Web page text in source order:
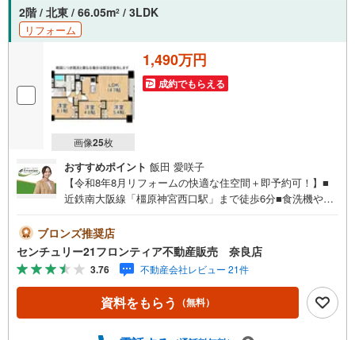
弊社が選ばれる理由
1.お金の扱い方のプロ、ファイナンシャルプランナーが資金計画をサポー
ト！
2.買い替えなどにも対応できる売却専門チームあり！
3.たくさんの銀行と繋がりがあるため、最も低金利になるように審査が可
4.物件のお引渡し後に必要になったお家のリフォームも弊社のリフォームプ
ランナーがご提案！
5.定期的にご連絡を繋ぎ、有事の際に迅速にサポートいたします
弊社は専門家同士が連携をとっているため、より多くの知見がございま
お気軽にお問合せください！
2階 / 北東 / 66.05m2 / 3LDK
リフォーム
画像25枚
1,490万円
成約でもらえる
おすすめポイント 飯田 愛咲子
【令和8年8月リフォームの快適な住空間＋即予約可！】■
近鉄南大阪線「橿原神宮西口駅」まで徒歩6分■食洗機や宅
ライト付き対面キッチン 特徴・専有面積66.05m2のゆとり
ある住空間・家族が集うLDKは広々14.7帖の広さ・全居室
に収納を設けた使い勝手の良い間取り・エレベーター付き
で荷物の持ち運びも快適・日勤管理体制で共有部の管理も
良好 リフォーム内容・システムキッチン新規交換・ユニッ
トバス新規交換・洗面化粧台新規交換・トイレ新規交換・
ブロンズ推奨店
センチュリー21フロンティア不動産販売 奈良店
3.76 不動産会社レビュー 21件
資料をもらう （無料）